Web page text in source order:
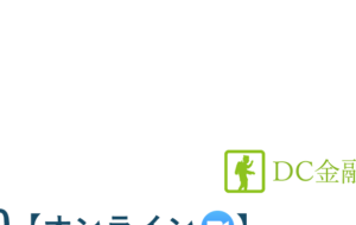
年金のスムーズな導入と効果的な継続サポー
別セミナ